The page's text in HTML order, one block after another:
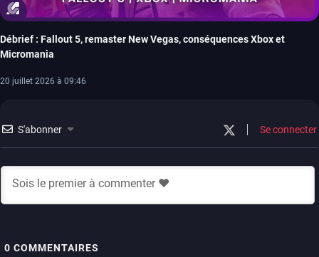
Débrief : Fallout 5, remaster New Vegas, conséquences Xbox et
Micromania
20 juillet 2026 à 09:46
S'abonner Se connecter
0 COMMENTAIRES